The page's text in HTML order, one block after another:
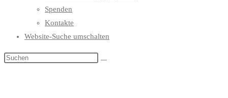
Spenden
Kontakte
Website-Suche umschalten